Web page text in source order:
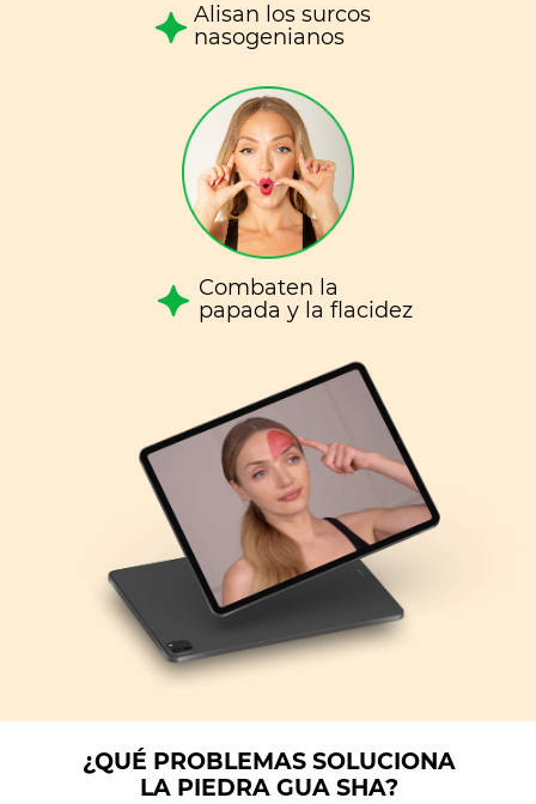
Alisan los surcos
nasogenianos
Combaten la
papada y la flacidez
¿QUÉ PROBLEMAS SOLUCIONA
LA PIEDRA GUA SHA?